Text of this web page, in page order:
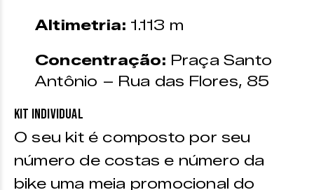
Altimetria: 1.113 m
Concentração: Praça Santo
Antônio – Rua das Flores, 85
Kit individual
O seu kit é composto por seu
número de costas e número da
bike uma meia promocional do